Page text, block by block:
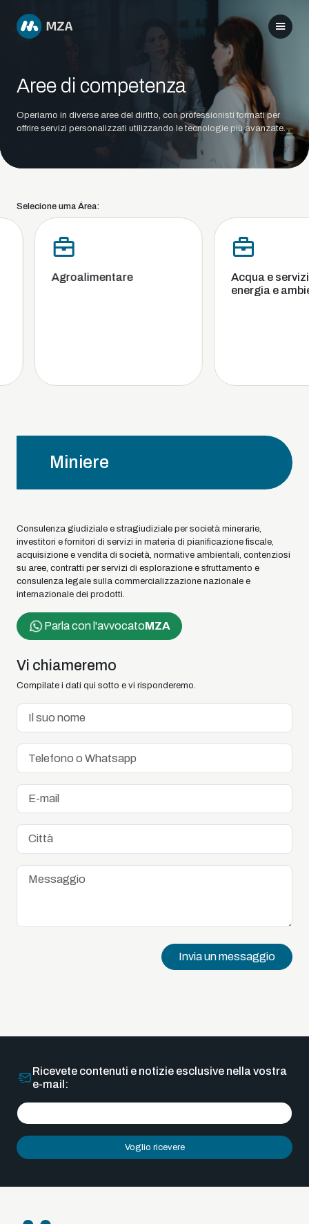
Aree di competenza
Operiamo in diverse aree del diritto, con professionisti formati per
offrire servizi personalizzati utilizzando le tecnologie più avanzate.
Selecione uma Área:
Agroalimentare
Acqua e servizi
energia e
Miniere
Consulenza giudiziale e stragiudiziale per società minerarie,
investitori e fornitori di servizi in materia di pianificazione fiscale,
acquisizione e vendita di società, normative ambientali, contenziosi
su aree, contratti per servizi di esplorazione e sfruttamento e
consulenza legale sulla commercializzazione nazionale e
internazionale dei prodotti.
Parla con l'avvocatoMZA
Vi chiameremo
Compilate i dati qui sotto e vi risponderemo.
Invia un messaggio
Ricevete contenuti e notizie esclusive nella vostra
e-mail:
Voglio ricevere